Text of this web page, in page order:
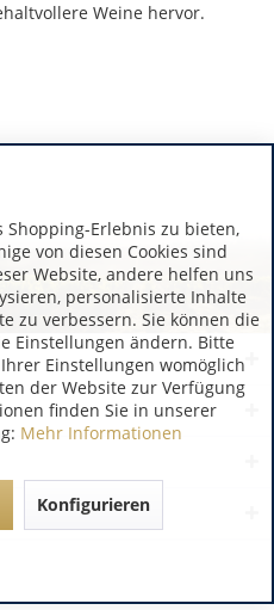
Weine hervor.
Erlebnis zu bieten,
von diesen Cookies sind
Website, andere helfen uns
personalisierte Inhalte
zu verbessern. Sie können die
Einstellungen ändern. Bitte
Einstellungen womöglich
der Website zur Verfügung
finden Sie in unserer
Mehr Informationen
Konfigurieren